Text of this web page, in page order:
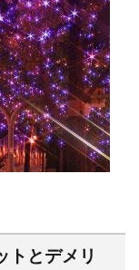
トとデメリ